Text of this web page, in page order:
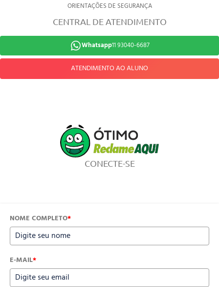
ORIENTAÇÕES DE SEGURANÇA
CENTRAL DE ATENDIMENTO
Whatsapp11 93040-6687
ATENDIMENTO AO ALUNO
CONECTE-SE
NOME COMPLETO*
E-MAIL*